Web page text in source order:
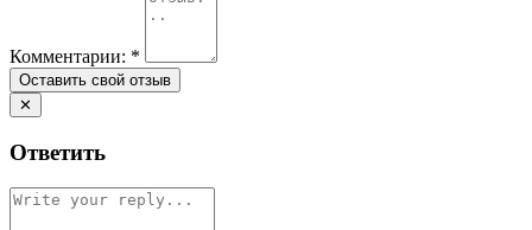
Комментарии: *
✕
Ответить